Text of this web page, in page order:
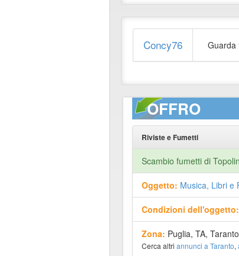
Concy76 Guarda
OFFRO
Riviste e Fumetti
Scambio fumetti di
Oggetto: Musica, Libri e
Condizioni dell'oggetto:
Zona: Puglia, TA,
Cerca altri annunci a Taranto,